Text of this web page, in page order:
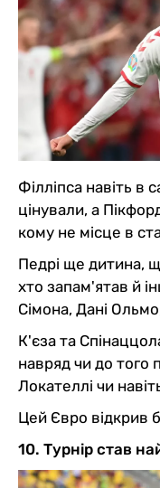
Філліпса навіть в
цінували, а
кому не місце в
Педрі ще дитина,
хто запам'ятав й
Сімона, Дані
К'єза та
навряд чи до того
Локателлі чи
Цей Євро відкрив
10. Турнір став